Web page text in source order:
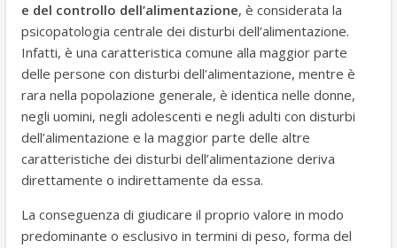
e del controllo dell’alimentazione, è considerata la
psicopatologia centrale dei disturbi dell’alimentazione.
Infatti, è una caratteristica comune alla maggior parte
delle persone con disturbi dell’alimentazione, mentre è
rara nella popolazione generale, è identica nelle donne,
negli uomini, negli adolescenti e negli adulti con disturbi
dell’alimentazione e la maggior parte delle altre
caratteristiche dei disturbi dell’alimentazione deriva
direttamente o indirettamente da essa.
La conseguenza di giudicare il proprio valore in modo
predominante o esclusivo in termini di peso, forma del